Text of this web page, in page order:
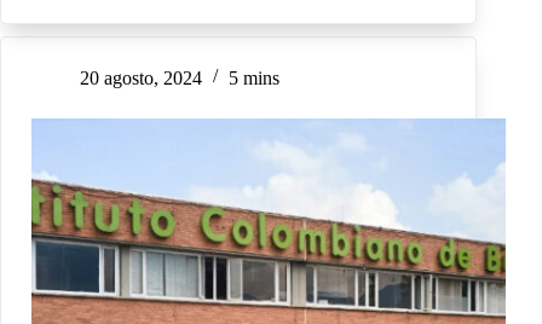
20 agosto, 2024 5 mins